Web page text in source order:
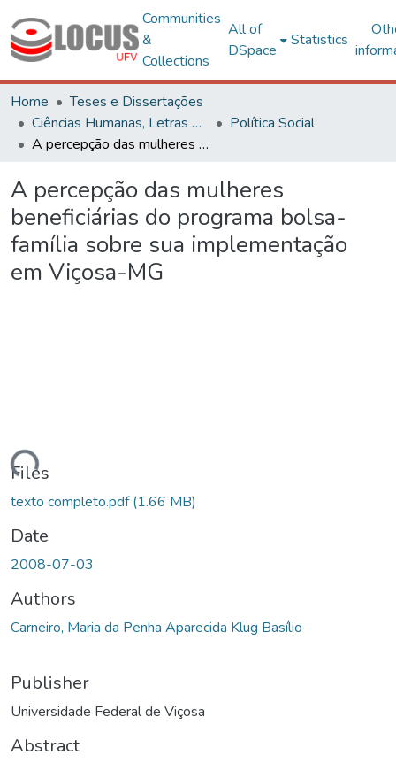
Communities
&
Collections
All of
DSpace
Statistics
Home
Teses e Dissertações
Ciências Humanas, Letras e Artes
Política Social
A percepção das mulheres beneficiárias do programa bolsa-família sobre sua implementação em Viçosa-MG
A percepção das mulheres
beneficiárias do programa bolsa-
família sobre sua implementação
em Viçosa-MG
Files
texto completo.pdf(1.66 MB)
Date
2008-07-03
Authors
Carneiro, Maria da Penha Aparecida Klug Basílio
Publisher
Universidade Federal de Viçosa
Abstract